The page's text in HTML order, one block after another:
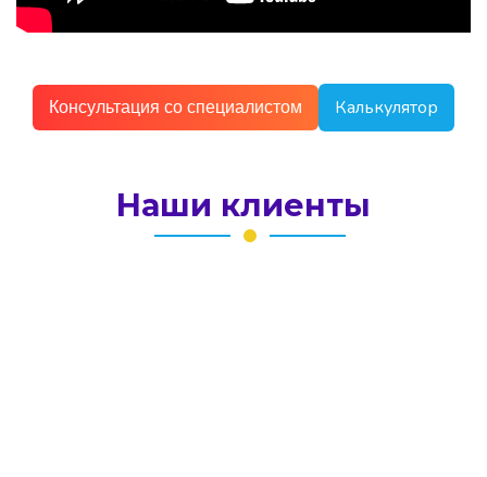
Консультация со специалистом Калькулятор
Наши клиенты